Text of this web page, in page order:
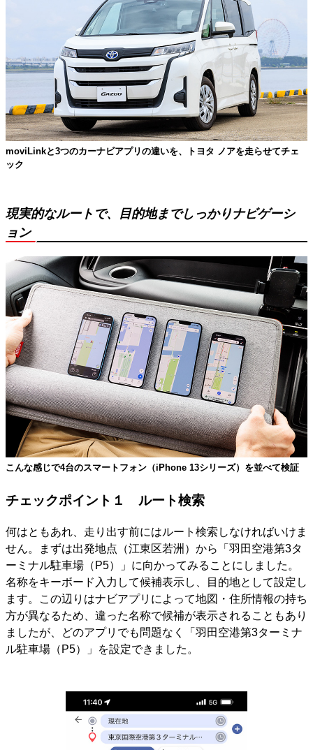
moviLinkと3つのカーナビアプリの違いを、トヨタ ノアを走らせてチェ
ック
現実的なルートで、目的地までしっかりナビゲーシ
ョン
こんな感じで4台のスマートフォン（iPhone 13シリーズ）を並べて検証
チェックポイント１ ルート検索
何はともあれ、走り出す前にはルート検索しなければいけま
せん。まずは出発地点（江東区若洲）から「羽田空港第3タ
ーミナル駐車場（P5）」に向かってみることにしました。
名称をキーボード入力して候補表示し、目的地として設定し
ます。この辺りはナビアプリによって地図・住所情報の持ち
方が異なるため、違った名称で候補が表示されることもあり
ましたが、どのアプリでも問題なく「羽田空港第3ターミナ
ル駐車場（P5）」を設定できました。